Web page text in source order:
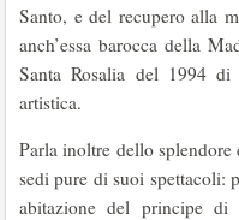
Santo, e del recupero alla
anch’essa barocca della
Santa Rosalia del 1994
artistica.
Parla inoltre dello
sedi pure di suoi spettacoli:
abitazione del principe di